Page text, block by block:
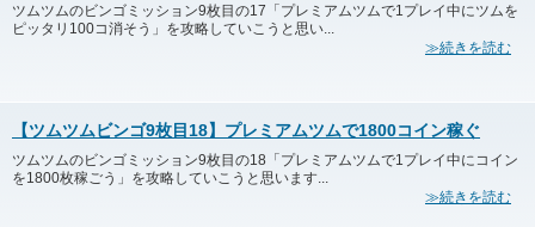
ツムツムのビンゴミッション9枚目の17「プレミアムツムで1プレイ中にツムを
ピッタリ100コ消そう」を攻略していこうと思い...
≫続きを読む
【ツムツムビンゴ9枚目18】プレミアムツムで1800コイン稼ぐ
ツムツムのビンゴミッション9枚目の18「プレミアムツムで1プレイ中にコイン
を1800枚稼ごう」を攻略していこうと思います...
≫続きを読む